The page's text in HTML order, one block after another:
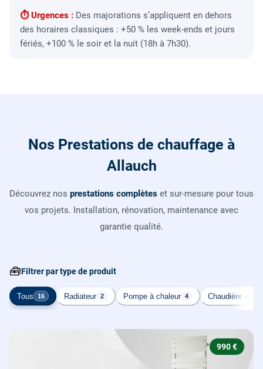
⏱ Urgences : Des majorations s’appliquent en dehors
des horaires classiques : +50 % les week-ends et jours
fériés, +100 % le soir et la nuit (18h à 7h30).
Nos Prestations de chauffage à
Allauch
Découvrez nos prestations complètes et sur-mesure pour tous
vos projets. Installation, rénovation, maintenance avec
garantie qualité.
🧰Filtrer par type de produit
Tous 16 Radiateur 2 Pompe à chaleur 4 Chaudière à gaz
990 €